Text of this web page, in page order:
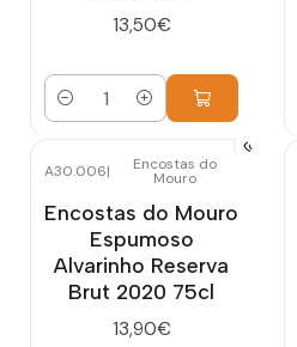
13,50€
Cantidad
Agotado
A30.006| Encostas do
Mouro
Encostas do Mouro
Espumoso
Alvarinho Reserva
Brut 2020 75cl
13,90€